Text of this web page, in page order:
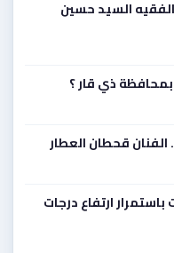
السيد حسين
ذي قار ؟
قحطان العطار
باستمرار ارتفاع درجات